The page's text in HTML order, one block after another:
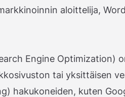
aloittelija,
Engine Optimization)
tai yksittäisen
hakukoneiden, kuten